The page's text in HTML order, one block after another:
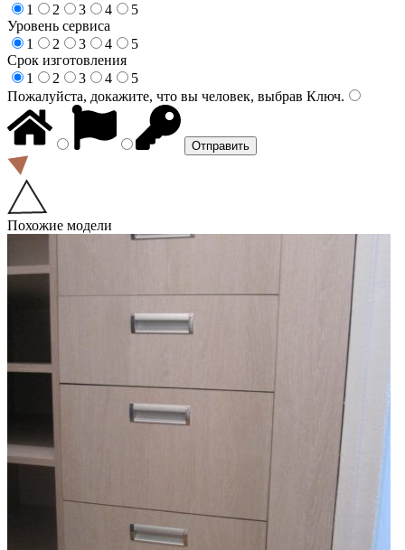
1
2 3 4
5
Уровень сервиса
1
2 3 4
5
Срок изготовления
1
2 3 4
5
Пожалуйста, докажите, что вы человек, выбрав Ключ.
Похожие модели